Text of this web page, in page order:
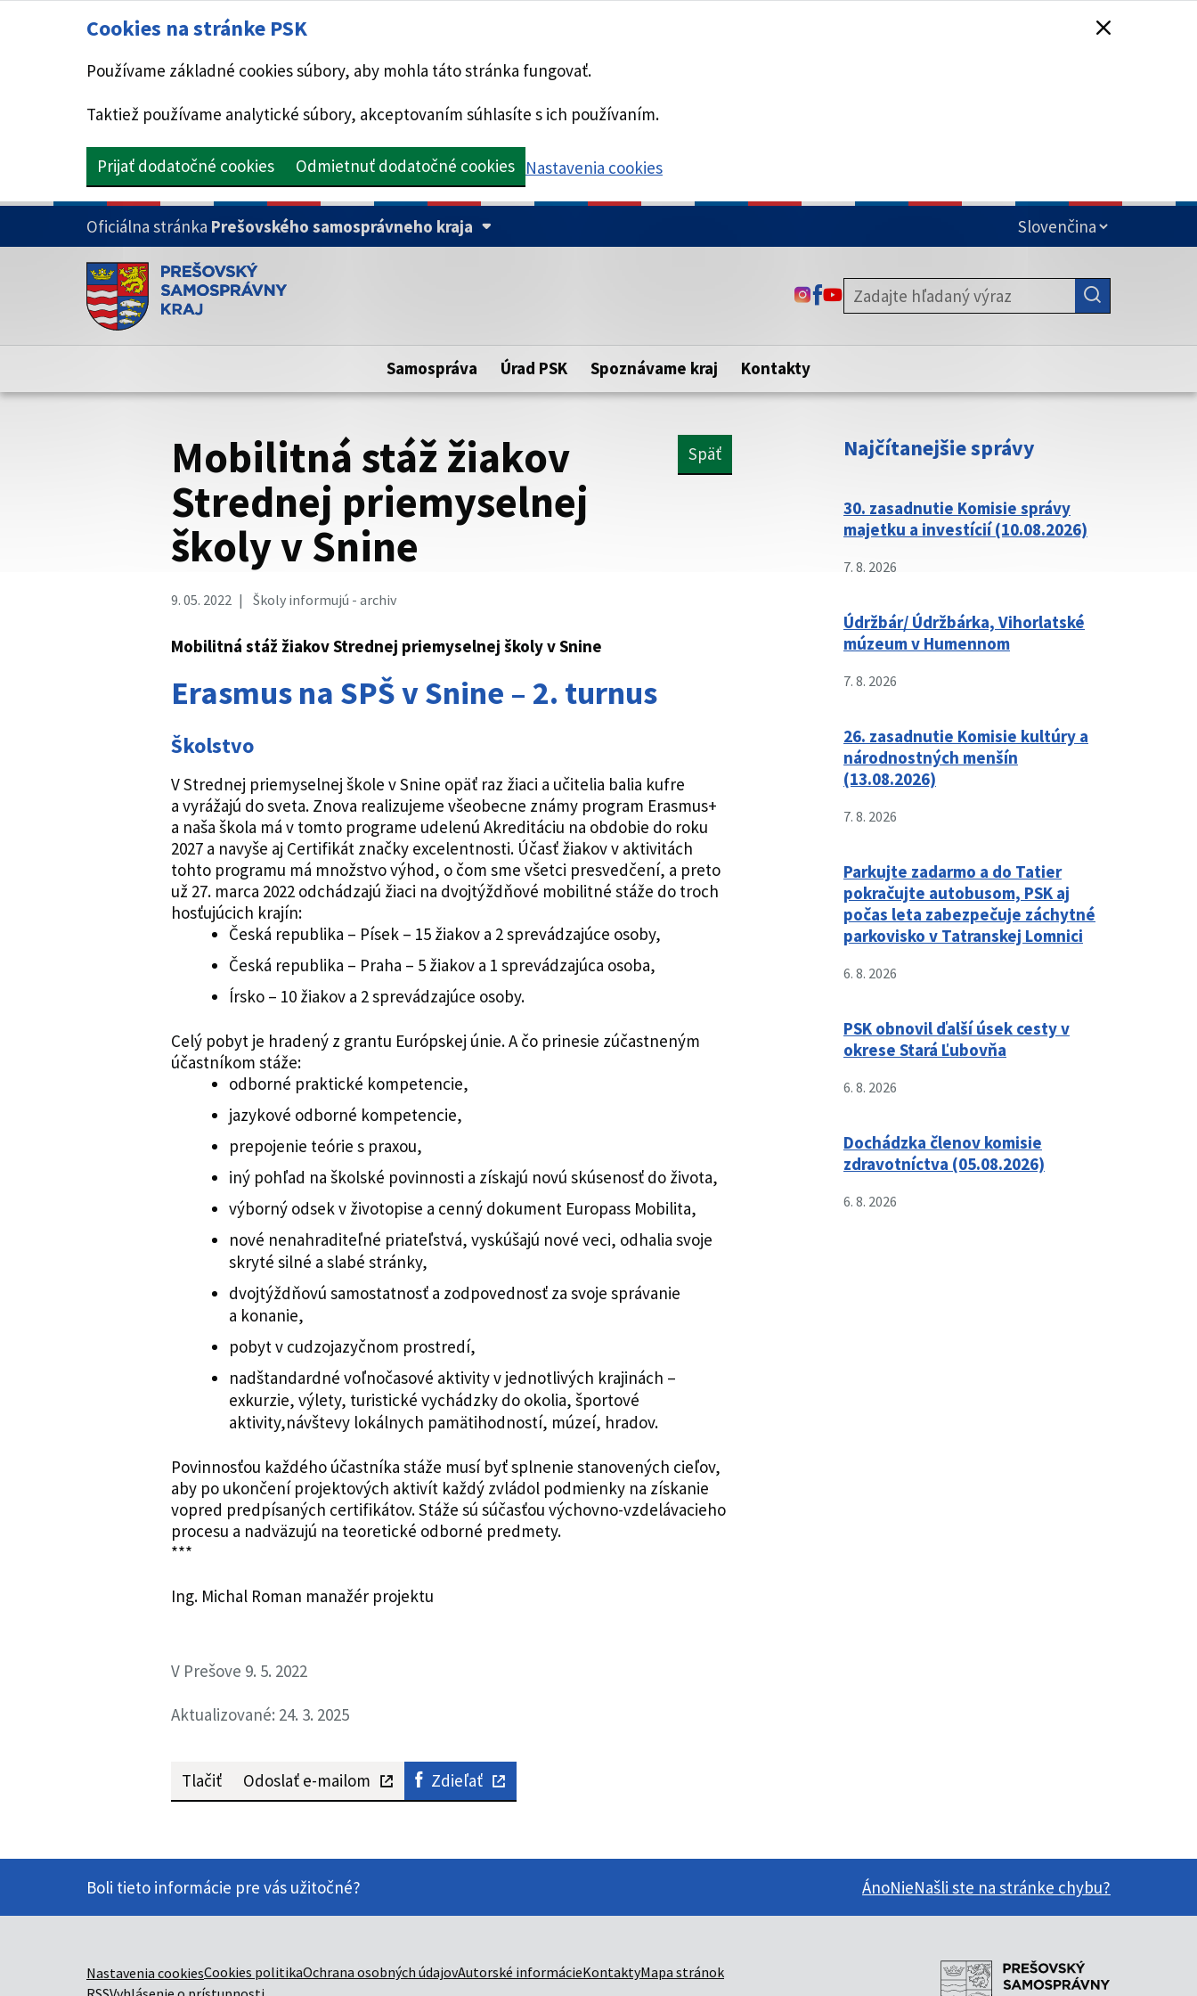
Cookies na stránke PSK
Používame základné cookies súbory, aby mohla táto stránka fungovať.
Taktiež používame analytické súbory, akceptovaním súhlasíte s ich používaním.
Prijať dodatočné cookies Odmietnuť dodatočné cookies Nastavenia cookies
PRESKOČIŤ NA HLAVNÝ OBSAH
Oficiálna stránka Prešovského samosprávneho kraja
Doména psk.sk je oficiálna
Toto je oficiálna webová stránka Prešovského samosprávneho kraja.
Táto stránka je zabezpečená
zabezpečenú webovú stránku. Zabezpečená stránka vždy začína
https:// pred názvom domény webového sídla.
ODKAZ SA OTVORÍ NA NOVEJ KARTE
ODKAZ SA OTVORÍ NA NOVEJ KARTE
ODKAZ SA OTVORÍ NA NOVEJ KARTE
Samospráva Úrad PSK Spoznávame kraj Kontakty
Mobilitná stáž žiakov
Strednej priemyselnej
školy v Snine
Späť
9. 05. 2022 Školy informujú - archiv
Mobilitná stáž žiakov Strednej priemyselnej školy v Snine
Erasmus na SPŠ v Snine – 2. turnus
Školstvo
V Strednej priemyselnej škole v Snine opäť raz žiaci a učitelia balia kufre
a vyrážajú do sveta. Znova realizujeme všeobecne známy program Erasmus+
a naša škola má v tomto programe udelenú Akreditáciu na obdobie do roku
2027 a navyše aj Certifikát značky excelentnosti. Účasť žiakov v aktivitách
tohto programu má množstvo výhod, o čom sme všetci presvedčení, a preto
už 27. marca 2022 odchádzajú žiaci na dvojtýždňové mobilitné stáže do troch
hosťujúcich krajín:
Česká republika – Písek – 15 žiakov a 2 sprevádzajúce osoby,
Česká republika – Praha – 5 žiakov a 1 sprevádzajúca osoba,
Írsko – 10 žiakov a 2 sprevádzajúce osoby.
Celý pobyt je hradený z grantu Európskej únie. A čo prinesie zúčastneným
účastníkom stáže:
odborné praktické kompetencie,
jazykové odborné kompetencie,
prepojenie teórie s praxou,
iný pohľad na školské povinnosti a získajú novú skúsenosť do života,
výborný odsek v životopise a cenný dokument Europass Mobilita,
nové nenahraditeľné priateľstvá, vyskúšajú nové veci, odhalia svoje
skryté silné a slabé stránky,
dvojtýždňovú samostatnosť a zodpovednosť za svoje správanie
a konanie,
pobyt v cudzojazyčnom prostredí,
nadštandardné voľnočasové aktivity v jednotlivých krajinách –
exkurzie, výlety, turistické vychádzky do okolia, športové
aktivity,návštevy lokálnych pamätihodností, múzeí, hradov.
Povinnosťou každého účastníka stáže musí byť splnenie stanovených cieľov,
aby po ukončení projektových aktivít každý zvládol podmienky na získanie
vopred predpísaných certifikátov. Stáže sú súčasťou výchovno-vzdelávacieho
procesu a nadväzujú na teoretické odborné predmety.
***
Ing. Michal Roman manažér projektu
V Prešove 9. 5. 2022
Aktualizované: 24. 3. 2025
Tlačiť Odoslať e-mailom Zdieľať
Najčítanejšie správy
30. zasadnutie Komisie správy
majetku a investícií (10.08.2026)
7. 8. 2026
Údržbár/ Údržbárka, Vihorlatské
múzeum v Humennom
7. 8. 2026
26. zasadnutie Komisie kultúry a
národnostných menšín
(13.08.2026)
7. 8. 2026
Parkujte zadarmo a do Tatier
pokračujte autobusom, PSK aj
počas leta zabezpečuje záchytné
parkovisko v Tatranskej Lomnici
6. 8. 2026
PSK obnovil ďalší úsek cesty v
okrese Stará Ľubovňa
6. 8. 2026
Dochádzka členov komisie
zdravotníctva (05.08.2026)
6. 8. 2026
Boli tieto informácie pre vás užitočné? ÁnoNieNašli ste na stránke chybu?
Nastavenia cookiesCookies politikaOchrana osobných údajovAutorské informácieKontaktyMapa stránok